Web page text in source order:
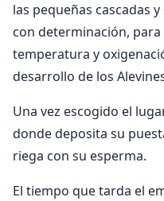
las pequeñas cascadas
con determinación,
temperatura y
desarrollo de los
Una vez escogido el
donde deposita su
riega con su esperma.
El tiempo que tarda el